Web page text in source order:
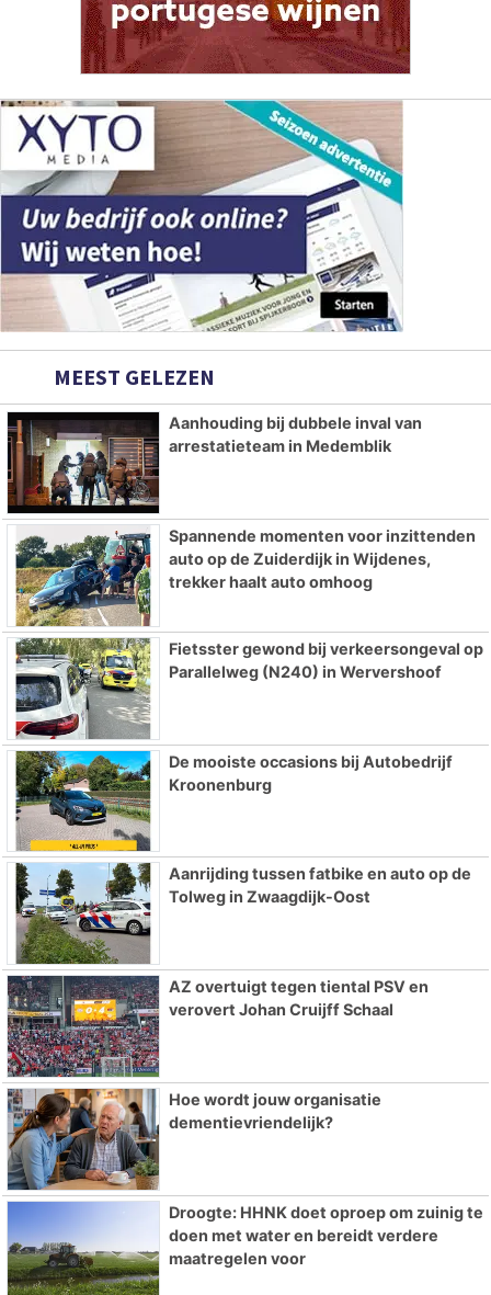
MEEST GELEZEN
Aanhouding bij dubbele inval van
arrestatieteam in Medemblik
Spannende momenten voor inzittenden
auto op de Zuiderdijk in Wijdenes,
trekker haalt auto omhoog
Fietsster gewond bij verkeersongeval op
Parallelweg (N240) in Wervershoof
De mooiste occasions bij Autobedrijf
Kroonenburg
Aanrijding tussen fatbike en auto op de
Tolweg in Zwaagdijk-Oost
AZ overtuigt tegen tiental PSV en
verovert Johan Cruijff Schaal
Hoe wordt jouw organisatie
dementievriendelijk?
Droogte: HHNK doet oproep om zuinig te
doen met water en bereidt verdere
maatregelen voor